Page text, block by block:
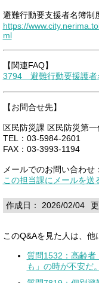
避難行動要支援者名簿制
https://
ml
【関連FAQ】
3794 避難行動要援護者
【お問合せ先】
区民防災課 区民防災第一
TEL：03-5984-2601
FAX：03-3993-1194
メールでのお問い合わせ：
この担当課にメールを送
作成日： 2026/02/04
このQ&Aを見た人は、他
質問1532：高齢者
も」の時が不安だ。